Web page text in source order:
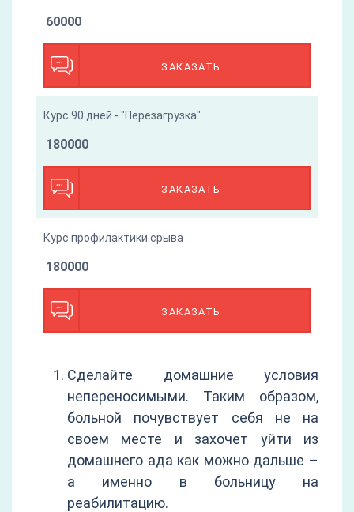
ЗАКАЗАТЬ
60000
Курс 90 дней - "Перезагрузка"
ЗАКАЗАТЬ
180000
Курс профилактики срыва
ЗАКАЗАТЬ
180000
Сделайте домашние условия
непереносимыми. Таким образом,
больной почувствует себя не на
своем месте и захочет уйти из
домашнего ада как можно дальше –
а именно в больницу на
реабилитацию.